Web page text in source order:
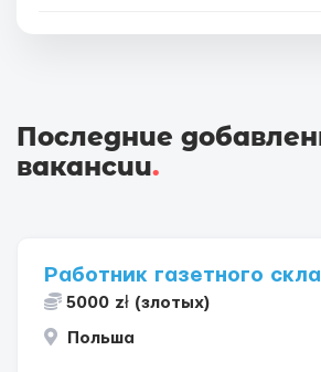
Последние
вакансии.
Работник газетного
5000 zł (злотых)
Польша